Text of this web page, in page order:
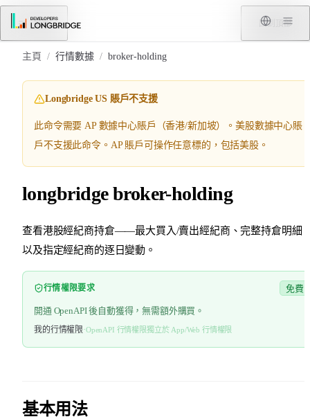
跳轉到內容
菜單 回到頂部
主頁 / 行情數據 / broker-holding
Longbridge US 賬戶不支援
此命令需要 AP 數據中心賬戶（香港/新加坡）。美股數據中心賬
戶不支援此命令。AP 賬戶可操作任意標的，包括美股。
longbridge broker-holding
查看港股經紀商持倉——最大買入/賣出經紀商、完整持倉明細
以及指定經紀商的逐日變動。
行情權限要求 免費
開通 OpenAPI 後自動獲得，無需額外購買。
我的行情權限·OpenAPI 行情權限獨立於 App/Web 行情權限
基本用法